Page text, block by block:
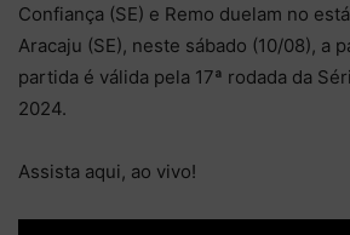
Confiança (SE) e Remo duelam no
Aracaju (SE), neste sábado (10/08), a
partida é válida pela 17ª rodada da
2024.
Assista aqui, ao vivo!